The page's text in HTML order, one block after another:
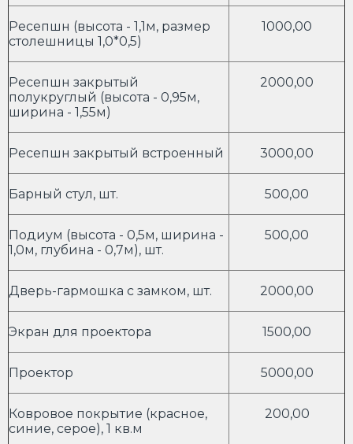
Ресепшн (высота - 1,1м, размер
столешницы 1,0*0,5)
1000,00
Ресепшн закрытый
полукруглый (высота - 0,95м,
ширина - 1,55м)
2000,00
Ресепшн закрытый встроенный 3000,00
Барный стул, шт. 500,00
Подиум (высота - 0,5м, ширина -
1,0м, глубина - 0,7м), шт.
500,00
Дверь-гармошка с замком, шт. 2000,00
Экран для проектора 1500,00
Проектор 5000,00
Ковровое покрытие (красное,
синие, серое), 1 кв.м
200,00